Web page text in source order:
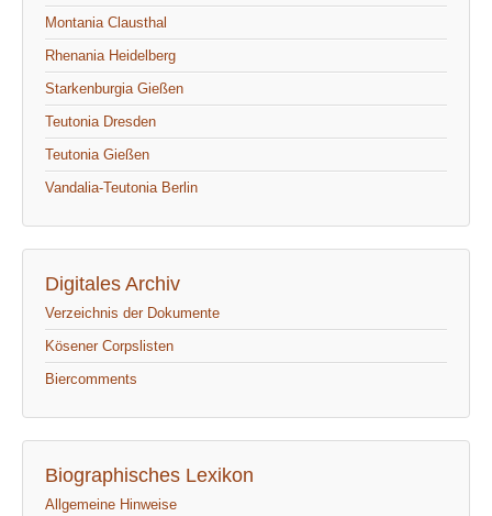
Montania Clausthal
Rhenania Heidelberg
Starkenburgia Gießen
Teutonia Dresden
Teutonia Gießen
Vandalia-Teutonia Berlin
Digitales Archiv
Verzeichnis der Dokumente
Kösener Corpslisten
Biercomments
Biographisches Lexikon
Allgemeine Hinweise